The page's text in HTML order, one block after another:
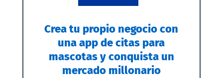
Crea tu propio negocio con
una app de citas para
mascotas y conquista un
mercado millonario